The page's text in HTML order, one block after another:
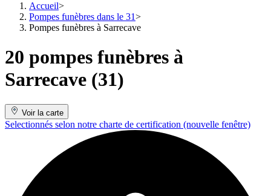
Accueil
Pompes funèbres dans le 31
Pompes funèbres à Sarrecave
20 pompes funèbres à
Sarrecave (31)
Voir la carte
Selectionnés selon notre charte de certification (nouvelle fenêtre)